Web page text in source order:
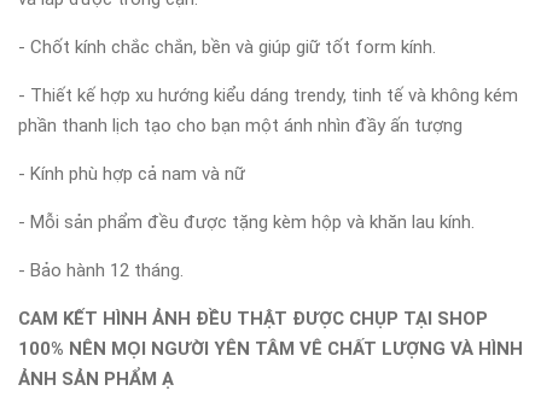
- Chốt kính chắc chắn, bền và giúp giữ tốt form kính.
- Thiết kế hợp xu hướng kiểu dáng trendy, tinh tế và không kém
phần thanh lịch tạo cho bạn một ánh nhìn đầy ấn tượng
- Kính phù hợp cả nam và nữ
- Mỗi sản phẩm đều được tặng kèm hộp và khăn lau kính.
- Bảo hành 12 tháng.
CAM KẾT HÌNH ẢNH ĐỀU THẬT ĐƯỢC CHỤP TẠI SHOP
100% NÊN MỌI NGƯỜI YÊN TÂM VÊ CHẤT LƯỢNG VÀ HÌNH
ẢNH SẢN PHẨM Ạ